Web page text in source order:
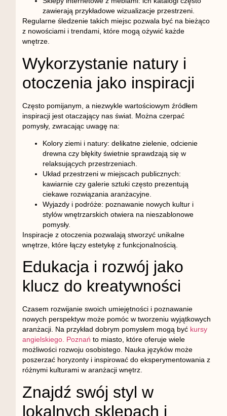
zawierają przykładowe wizualizacje przestrzeni.
Regularne śledzenie takich miejsc pozwala być na bieżąco
z nowościami i trendami, które mogą ożywić każde
wnętrze.
Wykorzystanie natury i
otoczenia jako inspiracji
Często pomijanym, a niezwykle wartościowym źródłem
inspiracji jest otaczający nas świat. Można czerpać
pomysły, zwracając uwagę na:
Kolory ziemi i natury: delikatne zielenie, odcienie
drewna czy błękity świetnie sprawdzają się w
relaksujących przestrzeniach.
Układ przestrzeni w miejscach publicznych:
kawiarnie czy galerie sztuki często prezentują
ciekawe rozwiązania aranżacyjne.
Wyjazdy i podróże: poznawanie nowych kultur i
stylów wnętrzarskich otwiera na nieszablonowe
pomysły.
Inspiracje z otoczenia pozwalają stworzyć unikalne
wnętrze, które łączy estetykę z funkcjonalnością.
Edukacja i rozwój jako
klucz do kreatywności
Czasem rozwijanie swoich umiejętności i poznawanie
nowych perspektyw może pomóc w tworzeniu wyjątkowych
aranżacji. Na przykład dobrym pomysłem mogą być kursy
angielskiego. Poznań to miasto, które oferuje wiele
możliwości rozwoju osobistego. Nauka języków może
poszerzać horyzonty i inspirować do eksperymentowania z
różnymi kulturami w aranżacji wnętrz.
Znajdź swój styl w
lokalnych sklepach i